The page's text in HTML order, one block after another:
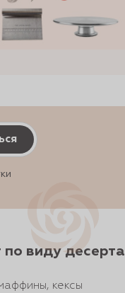
по виду десерта
кексы